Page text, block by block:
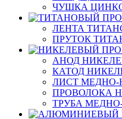
ЧУШКА
ЛЕНТА
ПРУТОК
АНОД
КАТОД
ЛИСТ
ПРОВОЛОКА
ТРУБА